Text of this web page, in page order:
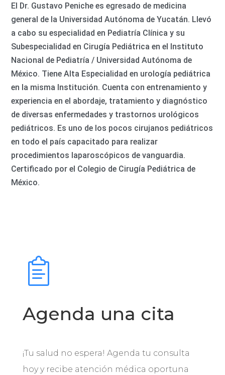
El Dr. Gustavo Peniche es egresado de medicina
general de la Universidad Autónoma de Yucatán. Llevó
a cabo su especialidad en Pediatría Clínica y su
Subespecialidad en Cirugía Pediátrica en el Instituto
Nacional de Pediatría / Universidad Autónoma de
México. Tiene Alta Especialidad en urología pediátrica
en la misma Institución. Cuenta con entrenamiento y
experiencia en el abordaje, tratamiento y diagnóstico
de diversas enfermedades y trastornos urológicos
pediátricos. Es uno de los pocos cirujanos pediátricos
en todo el país capacitado para realizar
procedimientos laparoscópicos de vanguardia.
Certificado por el Colegio de Cirugía Pediátrica de
México.
Agenda una cita
¡Tu salud no espera! Agenda tu consulta
hoy y recibe atención médica oportuna